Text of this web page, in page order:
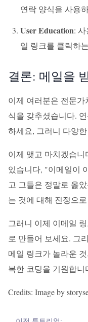
연락 양식을 사용
User Education:
일 링크를 클릭하
결론: 메일을
이제 여러분은 전문
식을 갖추셨습니다.
하세요, 그러니 다양
이제 맺고 마치겠습
있습니다, "이메일이
고 그들은 정말로 옳
는 것에 대해 진정으
그러니 이제 이메일
로 만들어 보세요. 그
메일 링크가 놀라운
복한 코딩을 기원합니
Credits: Image by